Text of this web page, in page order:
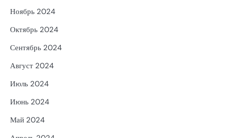
Ноябрь 2024
Октябрь 2024
Сентябрь 2024
Август 2024
Июль 2024
Июнь 2024
Май 2024